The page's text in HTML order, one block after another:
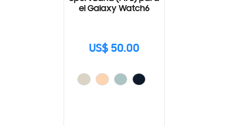
el Galaxy Watch6
US$ 50.00